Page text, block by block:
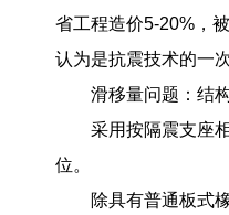
省工程造价5-20%，
认为是抗震技术的一
滑移量问题：结
采用按隔震支座
位。
除具有普通板式